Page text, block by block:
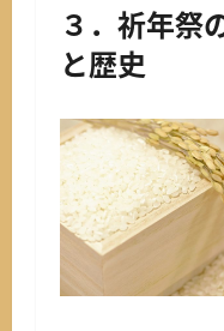
３．祈年祭
と歴史